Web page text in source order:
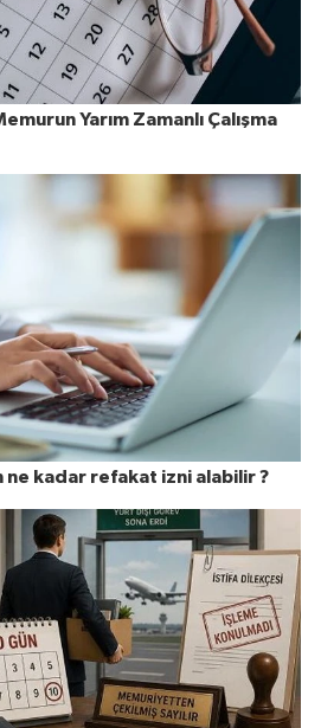
Yarım Zamanlı Çalışma
ne kadar refakat izni alabilir ?